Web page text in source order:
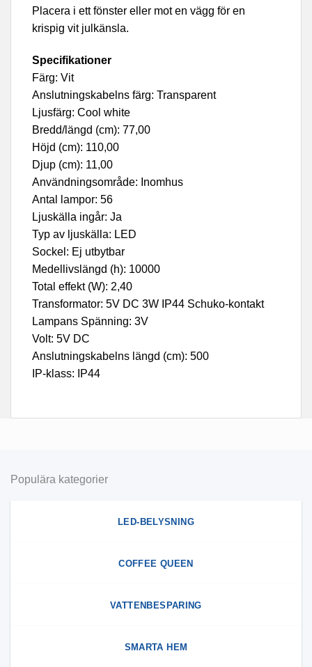
Placera i ett fönster eller mot en vägg för en
krispig vit julkänsla.
Specifikationer
Färg: Vit
Anslutningskabelns färg: Transparent
Ljusfärg: Cool white
Bredd/längd (cm): 77,00
Höjd (cm): 110,00
Djup (cm): 11,00
Användningsområde: Inomhus
Antal lampor: 56
Ljuskälla ingår: Ja
Typ av ljuskälla: LED
Sockel: Ej utbytbar
Medellivslängd (h): 10000
Total effekt (W): 2,40
Transformator: 5V DC 3W IP44 Schuko-kontakt
Lampans Spänning: 3V
Volt: 5V DC
Anslutningskabelns längd (cm): 500
IP-klass: IP44
Populära kategorier
LED-BELYSNING
COFFEE QUEEN
VATTENBESPARING
SMARTA HEM